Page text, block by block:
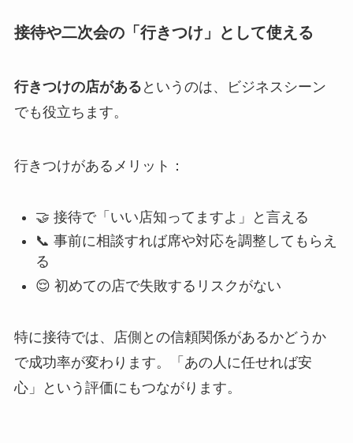
接待や二次会の「行きつけ」として使える
行きつけの店がある というのは、ビジネスシーン
でも役立ちます。
行きつけがあるメリット：
🤝 接待で「いい店知ってますよ」と言える
📞 事前に相談すれば席や対応を調整してもらえ
る
😌 初めての店で失敗するリスクがない
特に接待では、店側との信頼関係があるかどうか
で成功率が変わります。「あの人に任せれば安
心」という評価にもつながります。